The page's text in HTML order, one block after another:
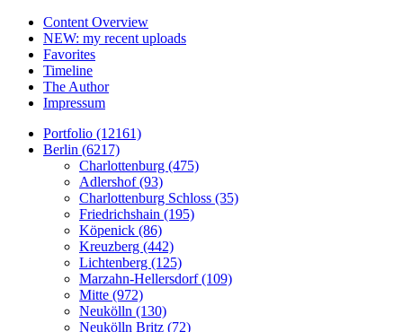
Content Overview
NEW: my recent uploads
Favorites
Timeline
The Author
Impressum
Portfolio (12161)
Berlin (6217)
Charlottenburg (475)
Adlershof (93)
Charlottenburg Schloss (35)
Friedrichshain (195)
Köpenick (86)
Kreuzberg (442)
Lichtenberg (125)
Marzahn-Hellersdorf (109)
Mitte (972)
Neukölln (130)
Neukölln Britz (72)